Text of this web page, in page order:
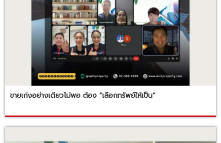
ขายเก่งอย่างเดียวไม่พอ ต้อง “เลือกทรัพย์ให้เป็น”